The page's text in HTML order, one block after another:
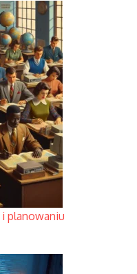
planowaniu